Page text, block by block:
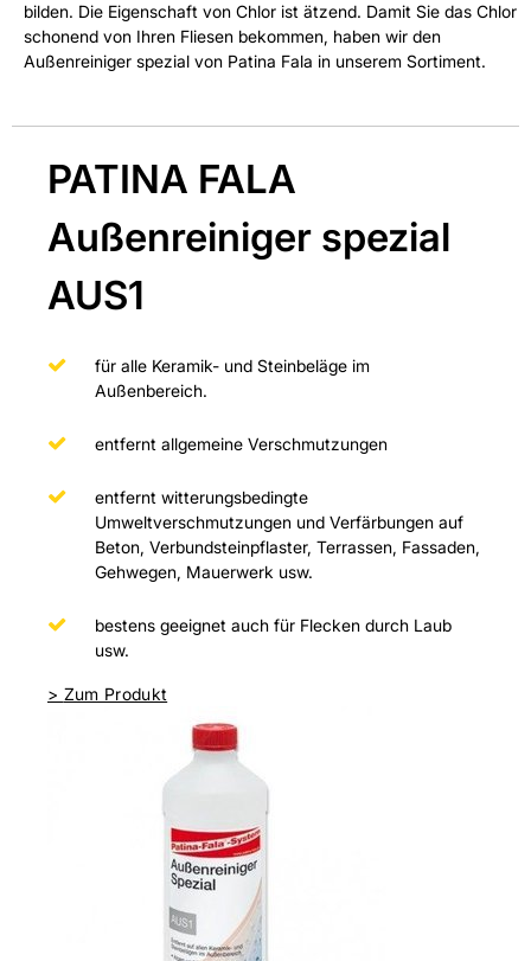
bilden. Die Eigenschaft von Chlor ist ätzend. Damit Sie das Chlor
schonend von Ihren Fliesen bekommen, haben wir den
Außenreiniger spezial von Patina Fala in unserem Sortiment.
PATINA FALA
Außenreiniger spezial
AUS1
für alle Keramik- und Steinbeläge im
Außenbereich.
entfernt allgemeine Verschmutzungen
entfernt witterungsbedingte
Umweltverschmutzungen und Verfärbungen auf
Beton, Verbundsteinpflaster, Terrassen, Fassaden,
Gehwegen, Mauerwerk usw.
bestens geeignet auch für Flecken durch Laub
usw.
> Zum Produkt